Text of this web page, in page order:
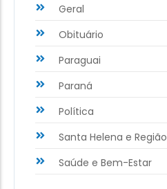
Geral
Obituário
Paraguai
Paraná
Política
Santa Helena e Região
Saúde e Bem-Estar